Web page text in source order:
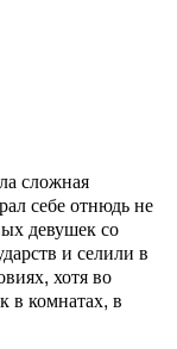
сложная
себе отнюдь не
девушек со
и селили в
хотя во
в комнатах, в